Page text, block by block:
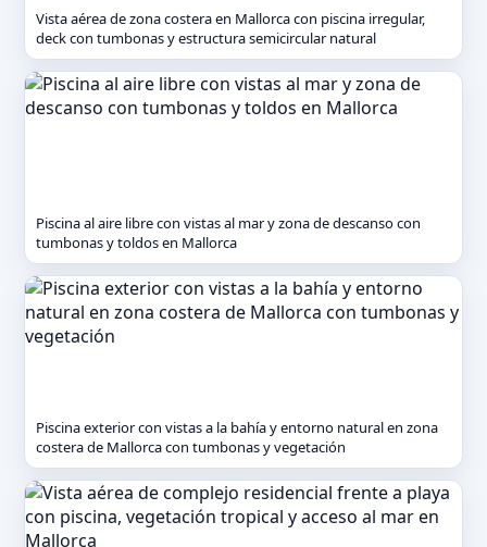
Vista aérea de zona costera en Mallorca con piscina irregular,
deck con tumbonas y estructura semicircular natural
Piscina al aire libre con vistas al mar y zona de descanso con
tumbonas y toldos en Mallorca
Piscina exterior con vistas a la bahía y entorno natural en zona
costera de Mallorca con tumbonas y vegetación